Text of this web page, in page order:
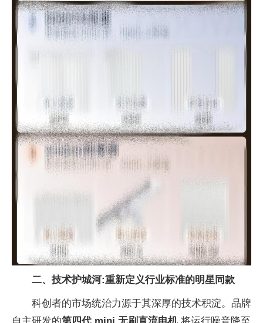
二、技术护城河:重新定义行业标准的明星同款
科创者的市场统治力源于其深厚的技术积淀。品牌